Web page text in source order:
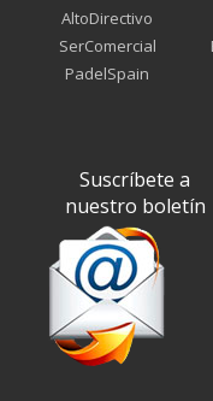
AltoDirectivo
SerComercial
PadelSpain
Suscríbete a
nuestro boletín